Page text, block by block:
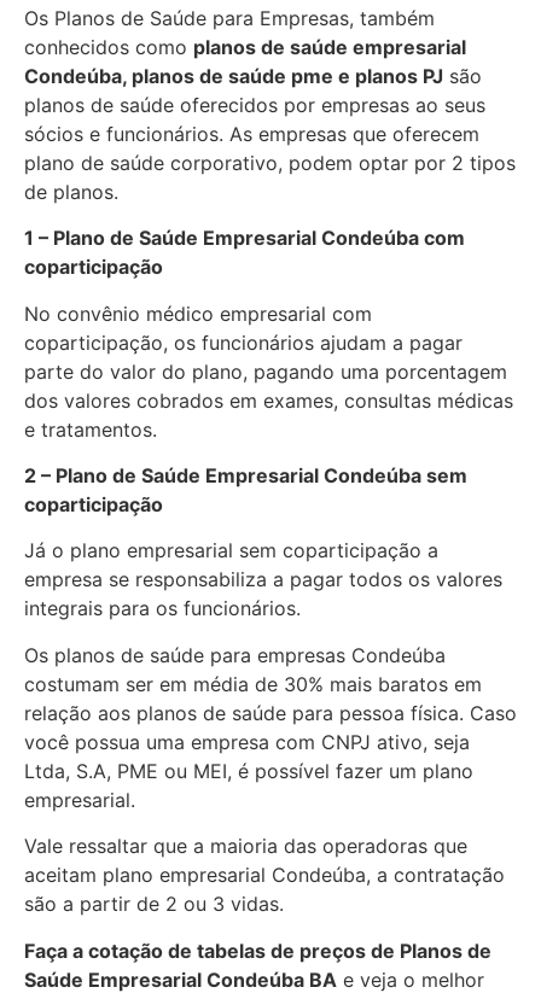
Os Planos de Saúde para Empresas, também
conhecidos como planos de saúde empresarial
Condeúba, planos de saúde pme e planos PJ são
planos de saúde oferecidos por empresas ao seus
sócios e funcionários. As empresas que oferecem
plano de saúde corporativo, podem optar por 2 tipos
de planos.
1 – Plano de Saúde Empresarial Condeúba com
coparticipação
No convênio médico empresarial com
coparticipação, os funcionários ajudam a pagar
parte do valor do plano, pagando uma porcentagem
dos valores cobrados em exames, consultas médicas
e tratamentos.
2 – Plano de Saúde Empresarial Condeúba sem
coparticipação
Já o plano empresarial sem coparticipação a
empresa se responsabiliza a pagar todos os valores
integrais para os funcionários.
Os planos de saúde para empresas Condeúba
costumam ser em média de 30% mais baratos em
relação aos planos de saúde para pessoa física. Caso
você possua uma empresa com CNPJ ativo, seja
Ltda, S.A, PME ou MEI, é possível fazer um plano
empresarial.
Vale ressaltar que a maioria das operadoras que
aceitam plano empresarial Condeúba, a contratação
são a partir de 2 ou 3 vidas.
Faça a cotação de tabelas de preços de Planos de
Saúde Empresarial Condeúba BA e veja o melhor